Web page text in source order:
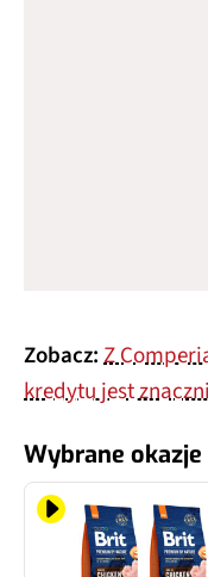
Zobacz:Z
kredytu jest
Wybrane okazje